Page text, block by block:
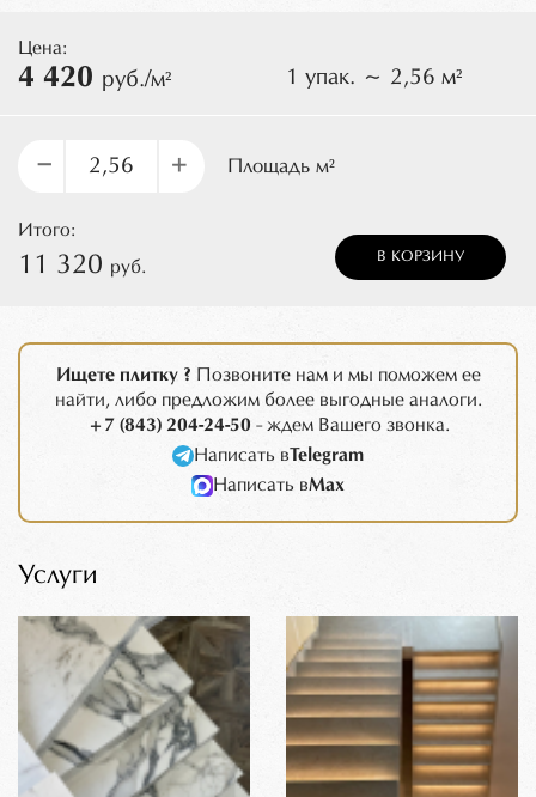
Цена:
4 420 руб./м² 1 упак. ~ 2,56 м²
– + Площадь м²
Итого:
11 320 руб.
В КОРЗИНУ
Ищете плитку ? Позвоните нам и мы поможем ее
найти, либо предложим более выгодные аналоги.
+7 (843) 204-24-50 - ждем Вашего звонка.
Написать вTelegram
Написать вMax
Услуги